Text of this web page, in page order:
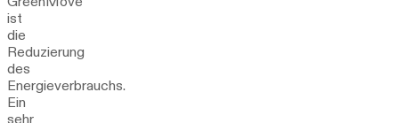
ist
die
Reduzierung
des
Energieverbrauchs.
Ein
sehr